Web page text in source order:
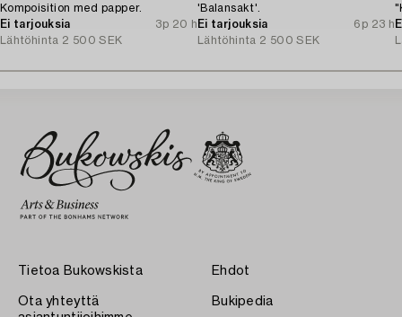
Kompoisition med papper.
Ei tarjouksia
3p 20 h
Lähtöhinta 2 500 SEK
'Balansakt'.
Ei tarjouksia
6p 23 h
Lähtöhinta 2 500 SEK
Tietoa Bukowskista
Ota yhteyttä
Ehdot
Bukipedia